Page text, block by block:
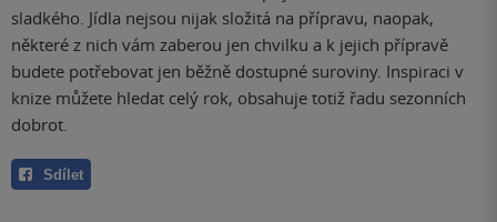
sladkého. Jídla nejsou nijak složitá na přípravu, naopak,
některé z nich vám zaberou jen chvilku a k jejich přípravě
budete potřebovat jen běžně dostupné suroviny. Inspiraci v
knize můžete hledat celý rok, obsahuje totiž řadu sezonních
dobrot.
Sdílet